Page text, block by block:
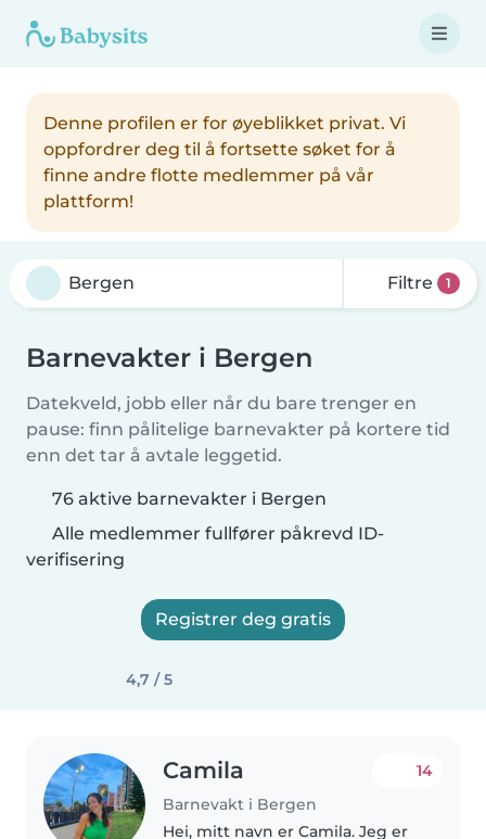
Denne profilen er for øyeblikket privat. Vi
oppfordrer deg til å fortsette søket for å
finne andre flotte medlemmer på vår
plattform!
Filtre 1
Barnevakter i Bergen
Datekveld, jobb eller når du bare trenger en
pause: finn pålitelige barnevakter på kortere tid
enn det tar å avtale leggetid.
76 aktive barnevakter i Bergen
Alle medlemmer fullfører påkrevd ID-
verifisering
Registrer deg gratis
4,7 / 5
Camila
Barnevakt i Bergen
14
Hei, mitt navn er Camila. Jeg er